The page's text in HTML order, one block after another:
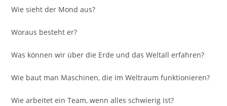
Wie sieht der Mond aus?
Woraus besteht er?
Was können wir über die Erde und das Weltall erfahren?
Wie baut man Maschinen, die im Weltraum funktionieren?
Wie arbeitet ein Team, wenn alles schwierig ist?